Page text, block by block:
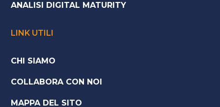
ANALISI DIGITAL MATURITY
LINK UTILI
CHI SIAMO
COLLABORA CON NOI
MAPPA DEL SITO